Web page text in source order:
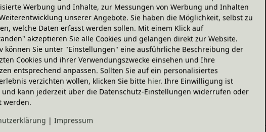
bioola® nature Öl bzw. bioola® Lasur aus
80 cm
Varianten
189,95 €
Werbung und Inhalte, zur Messungen von Werbung und Inhalten
unserer Angebote. Sie haben die Möglichkeit, selbst zu
welche Daten erfasst werden sollen. Mit einem Klick auf
akzeptieren Sie alle Cookies und gelangen direkt zur Website.
können Sie unter "Einstellungen" eine ausführliche Beschreibung der
Cookies und ihrer Verwendungszwecke einsehen und Ihre
entsprechend anpassen. Sollten Sie auf ein personalisiertes
verzichten wollen, klicken Sie bitte hier. Ihre Einwilligung ist
kann jederzeit über die Datenschutz-Einstellungen widerrufen oder
werden.
| Impressum